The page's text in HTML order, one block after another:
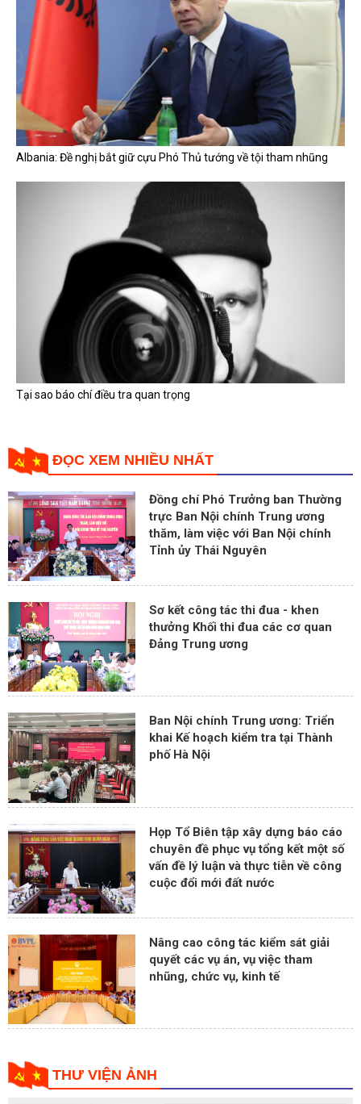
Albania: Đề nghị bắt giữ cựu Phó Thủ tướng về tội tham nhũng
Tại sao báo chí điều tra quan trọng
ĐỌC XEM NHIỀU NHẤT
Đồng chí Phó Trưởng ban Thường
trực Ban Nội chính Trung ương
thăm, làm việc với Ban Nội chính
Tỉnh ủy Thái Nguyên
Sơ kết công tác thi đua - khen
thưởng Khối thi đua các cơ quan
Đảng Trung ương
Ban Nội chính Trung ương: Triển
khai Kế hoạch kiểm tra tại Thành
phố Hà Nội
Họp Tổ Biên tập xây dựng báo cáo
chuyên đề phục vụ tổng kết một số
vấn đề lý luận và thực tiễn về công
cuộc đổi mới đất nước
Nâng cao công tác kiểm sát giải
quyết các vụ án, vụ việc tham
nhũng, chức vụ, kinh tế
THƯ VIỆN ẢNH